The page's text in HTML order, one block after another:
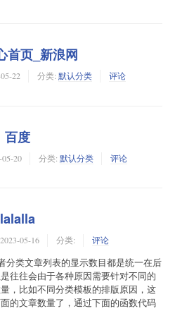
首页_新浪网
22 分类: 默认分类 评论
百度
20 分类: 默认分类 评论
lalalla
2023-05-16 分类: 评论
分类文章列表的显示数目都是统一在后
往会由于各种原因需要针对不同的
，比如不同分类模板的排版原因，这
的文章数量了，通过下面的函数代码